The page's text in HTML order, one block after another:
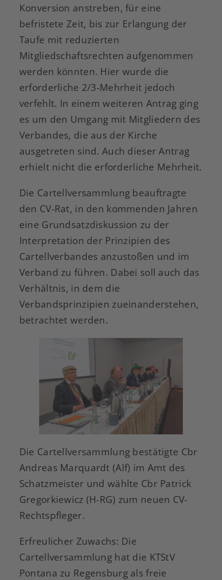
Konversion anstreben, für eine
befristete Zeit, bis zur Erlangung der
Taufe mit reduzierten
Mitgliedschaftsrechten aufgenommen
werden könnten. Hier wurde die
erforderliche 2/3-Mehrheit jedoch
verfehlt. In einem weiteren Antrag ging
es um den Umgang mit Mitgliedern des
Verbandes, die aus der Kirche
ausgetreten sind. Auch dieser Antrag
erhielt nicht die erforderliche Mehrheit.
Die Cartellversammlung beauftragte
den CV-Rat, in den kommenden Jahren
eine Grundsatzdiskussion zu der
Interpretation der Prinzipien des
Cartellverbandes anzustoßen und im
Verband zu führen. Dabei soll auch das
Verhältnis, in dem die
Verbandsprinzipien zueinanderstehen,
betrachtet werden.
Die Cartellversammlung bestätigte Cbr
Andreas Marquardt (Alf) im Amt des
Schatzmeister und wählte Cbr Patrick
Gregorkiewicz (H-RG) zum neuen CV-
Rechtspfleger.
Erfreulicher Zuwachs: Die
Cartellversammlung hat die KTStV
Pontana zu Regensburg als freie